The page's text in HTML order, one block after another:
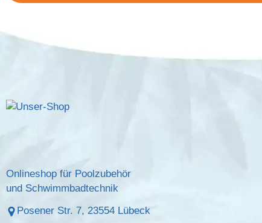
Onlineshop für Poolzubehör
und Schwimmbadtechnik
Posener Str. 7, 23554 Lübeck